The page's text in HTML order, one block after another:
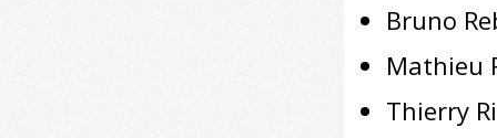
Bruno
Mathieu
Thierry